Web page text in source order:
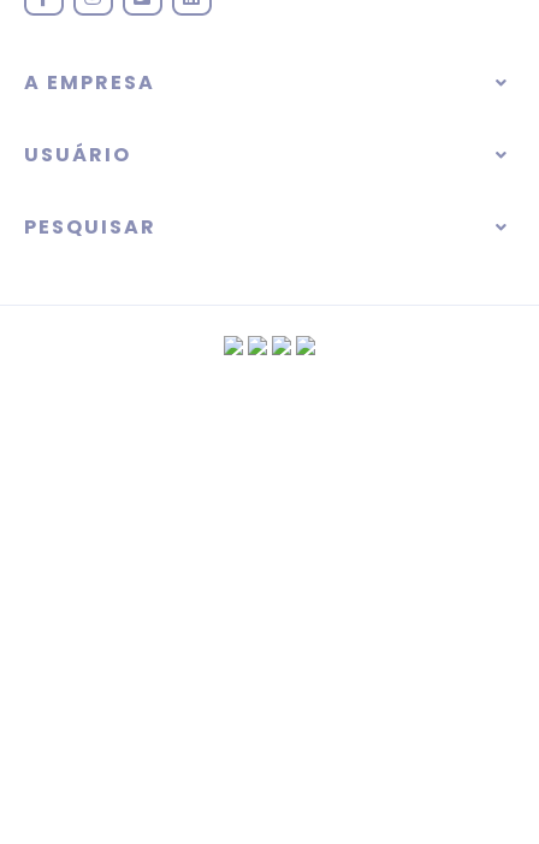
A EMPRESA
USUÁRIO
PESQUISAR